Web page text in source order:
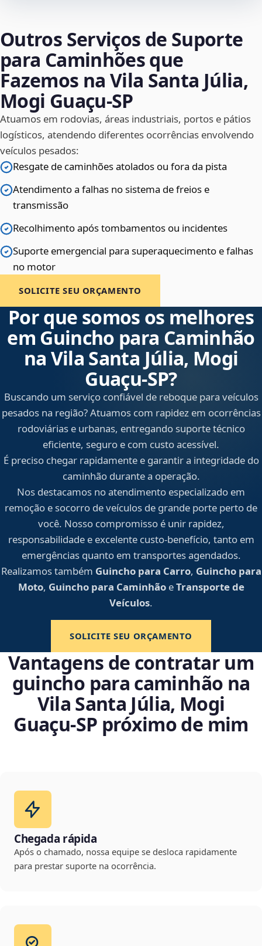
Outros Serviços de Suporte
para Caminhões que
Fazemos na Vila Santa Júlia,
Mogi Guaçu‑SP
Atuamos em rodovias, áreas industriais, portos e pátios
logísticos, atendendo diferentes ocorrências envolvendo
veículos pesados:
Resgate de caminhões atolados ou fora da pista
Atendimento a falhas no sistema de freios e
transmissão
Recolhimento após tombamentos ou incidentes
Suporte emergencial para superaquecimento e falhas
no motor
SOLICITE SEU ORÇAMENTO
Por que somos os melhores
em Guincho para Caminhão
na Vila Santa Júlia, Mogi
Guaçu‑SP?
Buscando um serviço confiável de reboque para veículos
pesados na região? Atuamos com rapidez em ocorrências
rodoviárias e urbanas, entregando suporte técnico
eficiente, seguro e com custo acessível.
É preciso chegar rapidamente e garantir a integridade do
caminhão durante a operação.
Nos destacamos no atendimento especializado em
remoção e socorro de veículos de grande porte perto de
você. Nosso compromisso é unir rapidez,
responsabilidade e excelente custo-benefício, tanto em
emergências quanto em transportes agendados.
Realizamos também Guincho para Carro, Guincho para
Moto, Guincho para CaminhãoeTransporte de
Veículos.
SOLICITE SEU ORÇAMENTO
Vantagens de contratar um
guincho para caminhão na
Vila Santa Júlia, Mogi
Guaçu‑SP próximo de mim
Chegada rápida
Após o chamado, nossa equipe se desloca rapidamente
para prestar suporte na ocorrência.